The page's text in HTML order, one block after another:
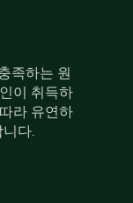
족하는 원
이 취득하
라 유연하
다.